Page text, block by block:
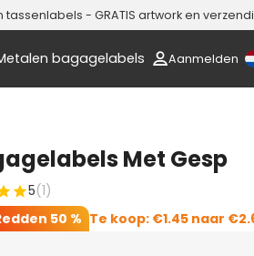
- GRATIS artwork en
bagagelabels Aanmelden
Met Gesp
5(1)
50 % Te koop: €1.45 naar